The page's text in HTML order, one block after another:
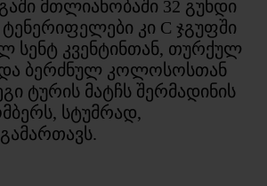
მთლიანობაში 32 გუნდი
კი C ჯგუფში
სენტ კვენტინთან, თურქულ
და ბერძნულ კოლოსოსთან
ტურის მატჩს შერმადინის
სტუმრად,